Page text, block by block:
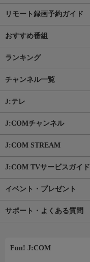
リモート録画予約ガイド
おすすめ番組
ランキング
チャンネル一覧
J:テレ
J:COMチャンネル
J:COM STREAM
J:COM TVサービスガイド
イベント・プレゼント
サポート・よくある質問
Fun! J:COM